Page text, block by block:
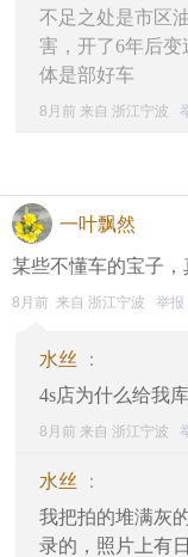
不足之处是市区
害，开了6年后
体是部好车
8月前 来自 浙江宁波
一叶飘然
某些不懂车的宝子，
8月前 来自 浙江宁波 举报
水丝 ：
4s店为什么给我
8月前 来自 浙江宁波
水丝 ：
我把拍的堆满灰
录的，照片上有